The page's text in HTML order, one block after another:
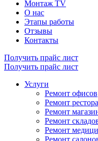
Монтаж TV
О нас
Этапы работы
Отзывы
Контакты
Получить прайс лист
Получить прайс лист
Услуги
Ремонт офисов
Ремонт
Ремонт
Ремонт
Ремонт
Ремонт